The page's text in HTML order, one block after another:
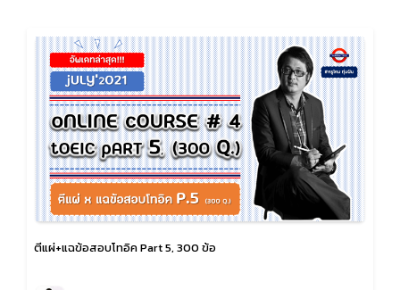
ตีแผ่+แฉข้อสอบโทอิค Part 5, 300 ข้อ